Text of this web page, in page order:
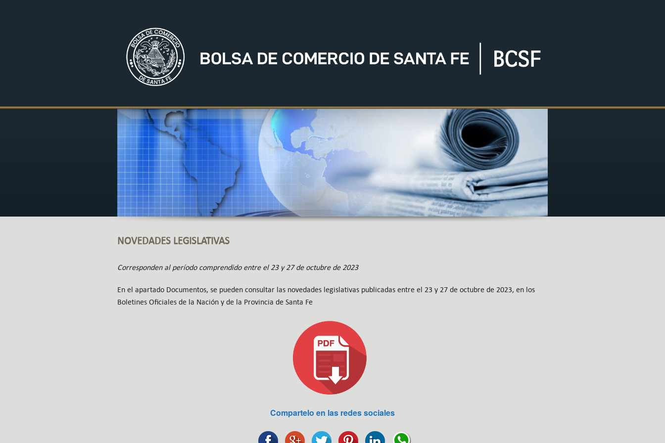
NOVEDADES LEGISLATIVAS
Corresponden al período comprendido entre el 23 y 27 de octubre de 2023
En el apartado Documentos, se pueden consultar las novedades legislativas publicadas entre el 23 y 27 de octubre de 2023, en los
Boletines Oficiales de la Nación y de la Provincia de Santa Fe
Compartelo en las redes sociales